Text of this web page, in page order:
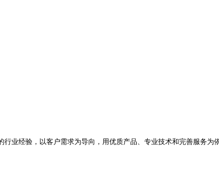
业经验，以客户需求为导向，用优质产品、专业技术和完善服务为